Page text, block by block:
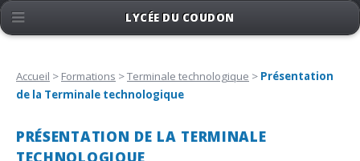
Accueil > Formations >Terminale technologique > Présentation
de la Terminale technologique
PRÉSENTATION DE LA TERMINALE
TECHNOLOGIQUE
LYCÉE DU COUDON